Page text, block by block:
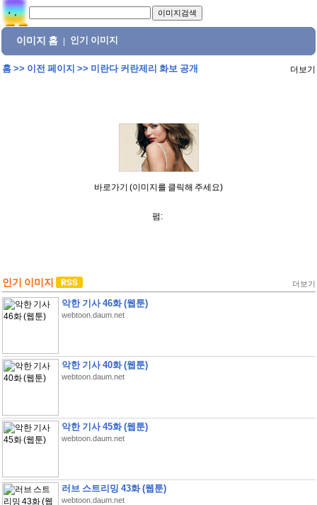
이미지 홈 인기 이미지
홈>> 이전 페이지 >> 미란다 커란제리 화보 공개 더보기
바로가기 (이미지를 클릭해 주세요)
펌:
인기 이미지 더보기
악한 기사 46화 (웹툰)
webtoon.daum.net
악한 기사 40화 (웹툰)
webtoon.daum.net
악한 기사 45화 (웹툰)
webtoon.daum.net
러브 스트리밍 43화 (웹툰)
webtoon.daum.net